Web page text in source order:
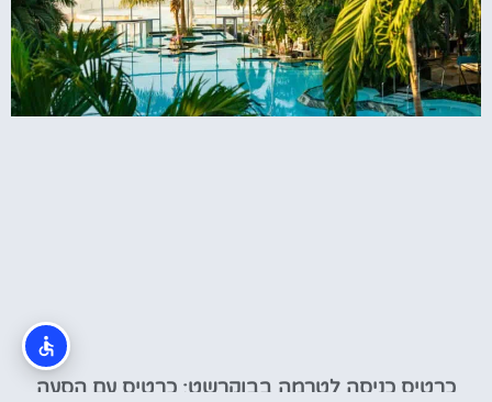
כרטיס כניסה לטרמה בבוקרשט: כרטיס עם הסעה